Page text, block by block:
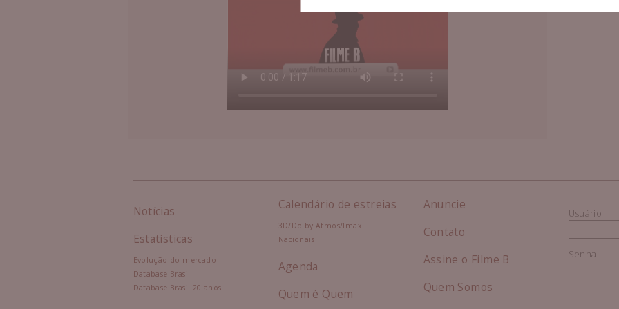
Notícias
Estatísticas
Evolução do mercado
Database Brasil
Database Brasil 20 anos
Calendário de estreias
3D/Dolby Atmos/Imax
Nacionais
Agenda
Quem é Quem
Anuncie
Contato
Assine o Filme B
Quem Somos
Usuário
Senha